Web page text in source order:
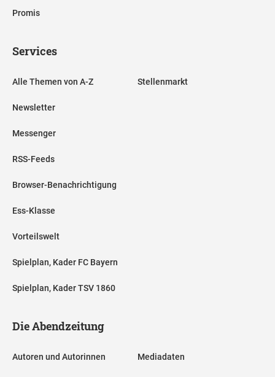
Promis
Services
Alle Themen von A-Z
Newsletter
Messenger
RSS-Feeds
Browser-Benachrichtigung
Ess-Klasse
Vorteilswelt
Spielplan, Kader FC Bayern
Spielplan, Kader TSV 1860
Stellenmarkt
Die Abendzeitung
Autoren und Autorinnen Mediadaten